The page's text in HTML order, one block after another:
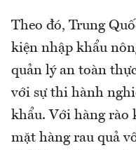
Theo đó, Trung
kiện nhập khẩu
quản lý an toàn
với sự thi hành
khẩu. Với hàng rào
mặt hàng rau quả